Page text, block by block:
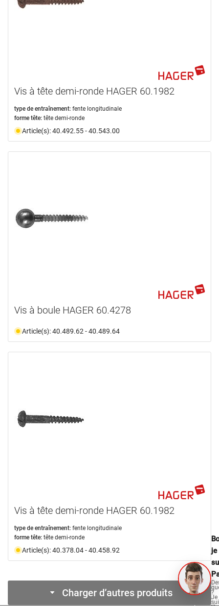
Vis à tête demi-ronde HAGER 60.1982
type de entraînement: fente longitudinale
forme tête: tête demi-ronde
Article(s): 40.492.55 - 40.543.00
Vis à boule HAGER 60.4278
Article(s): 40.489.62 - 40.489.64
Vis à tête demi-ronde HAGER 60.1982
type de entraînement: fente longitudinale
forme tête: tête demi-ronde
Article(s): 40.378.04 - 40.458.92
Charger d’autres produits
je
?
Je